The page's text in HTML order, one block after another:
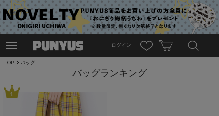
ログイン
TOP バッグ
バッグランキング
1